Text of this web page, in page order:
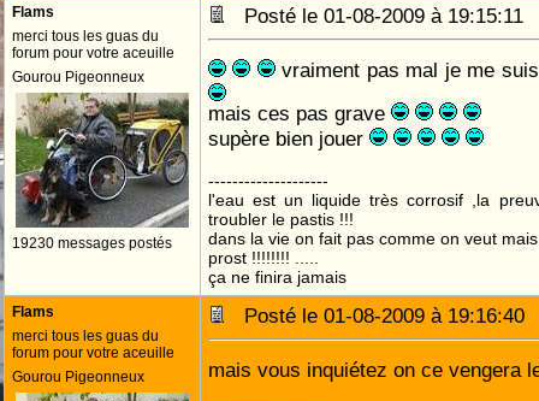
Flams
merci tous les guas du
forum pour votre aceuille
Gourou Pigeonneux
19230 messages postés
Posté le 01-08-2009 à
vraiment pas mal je me
mais ces pas grave
supère bien jouer
--------------------
l'eau est un liquide très corrosif ,la
troubler le pastis !!!
dans la vie on fait pas comme on veut
prost !!!!!!!! .....
ça ne finira jamais
Flams
merci tous les guas du
forum pour votre aceuille
Gourou Pigeonneux
Posté le 01-08-2009 à
mais vous inquiétez on ce vengera